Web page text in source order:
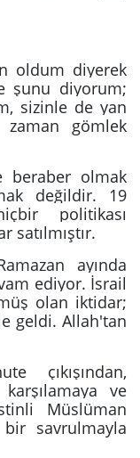
oldum diyerek
şunu diyorum;
sizinle de yan
gömlek
beraber olmak
değildir. 19
politikası
satılmıştır.
ayında
ediyor. İsrail
olan iktidar;
geldi. Allah'tan
çıkışından,
ve
Müslüman
bir savrulmayla